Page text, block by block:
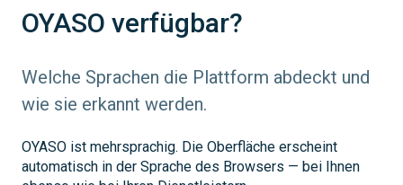
OYASO verfügbar?
Welche Sprachen die Plattform abdeckt und
wie sie erkannt werden.
OYASO ist mehrsprachig. Die Oberfläche erscheint
automatisch in der Sprache des Browsers — bei Ihnen